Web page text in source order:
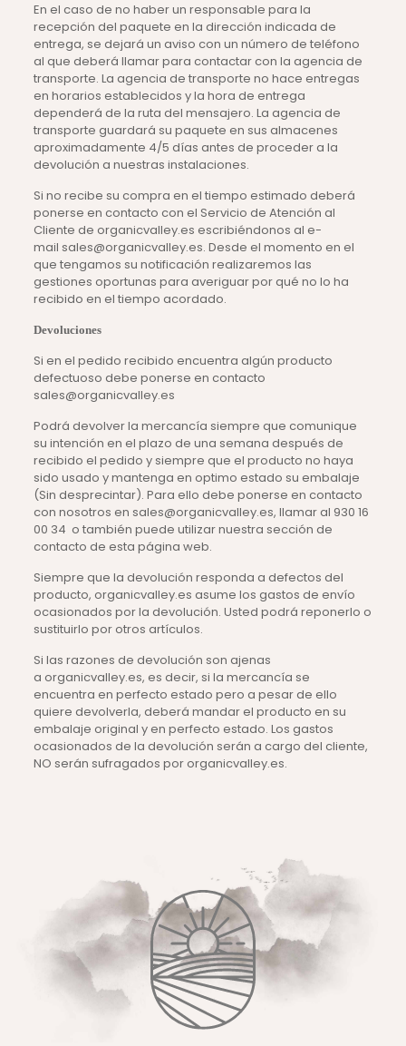
En el caso de no haber un responsable para la
recepción del paquete en la dirección indicada de
entrega, se dejará un aviso con un número de teléfono
al que deberá llamar para contactar con la agencia de
transporte. La agencia de transporte no hace entregas
en horarios establecidos y la hora de entrega
dependerá de la ruta del mensajero. La agencia de
transporte guardará su paquete en sus almacenes
aproximadamente 4/5 días antes de proceder a la
devolución a nuestras instalaciones.
Si no recibe su compra en el tiempo estimado deberá
ponerse en contacto con el Servicio de Atención al
Cliente de organicvalley.es escribiéndonos al e-
mail sales@organicvalley.es. Desde el momento en el
que tengamos su notificación realizaremos las
gestiones oportunas para averiguar por qué no lo ha
recibido en el tiempo acordado.
Devoluciones
Si en el pedido recibido encuentra algún producto
defectuoso debe ponerse en contacto
sales@organicvalley.es
Podrá devolver la mercancía siempre que comunique
su intención en el plazo de una semana después de
recibido el pedido y siempre que el producto no haya
sido usado y mantenga en optimo estado su embalaje
(Sin desprecintar). Para ello debe ponerse en contacto
con nosotros en sales@organicvalley.es, llamar al 930 16
00 34 o también puede utilizar nuestra sección de
contacto de esta página web.
Siempre que la devolución responda a defectos del
producto, organicvalley.es asume los gastos de envío
ocasionados por la devolución. Usted podrá reponerlo o
sustituirlo por otros artículos.
Si las razones de devolución son ajenas
a organicvalley.es, es decir, si la mercancía se
encuentra en perfecto estado pero a pesar de ello
quiere devolverla, deberá mandar el producto en su
embalaje original y en perfecto estado. Los gastos
ocasionados de la devolución serán a cargo del cliente,
NO serán sufragados por organicvalley.es.